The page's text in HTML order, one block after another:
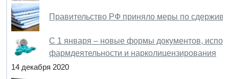
Правительство РФ приняло меры по
С 1 января – новые формы документов,
фармдеятельности и нарколицензирования
14 декабря 2020